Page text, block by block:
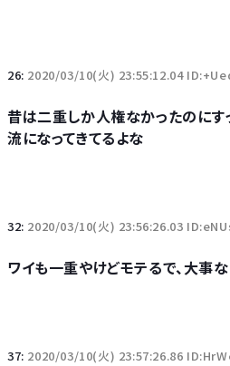
26: 2020/03/10(火) 23:55:12.04
昔は二重しか人権なかったのにす
流になってきてるよな
32: 2020/03/10(火) 23:56:26.03
ワイも一重やけどモテるで、大事
37: 2020/03/10(火) 23:57:26.86